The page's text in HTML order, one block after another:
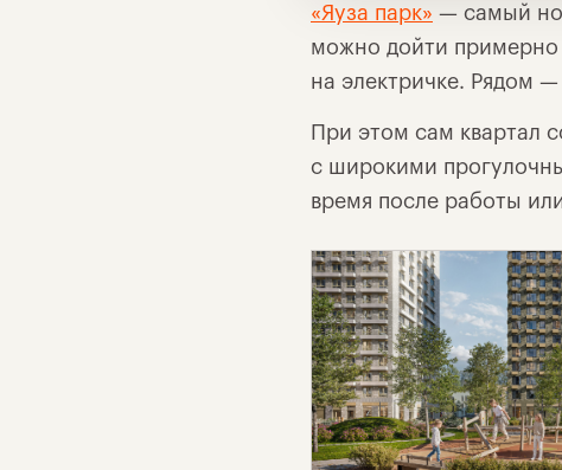
«Яуза парк» — самый
можно дойти примерно
на электричке. Рядом
При этом сам квартал
с широкими
время после работы